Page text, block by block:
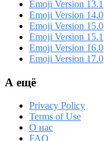
Emoji Version 13.1
Emoji Version 14.0
Emoji Version 15.0
Emoji Version 15.1
Emoji Version 16.0
Emoji Version 17.0
А ещё
Privacy Policy
Terms of Use
О нас
FAQ